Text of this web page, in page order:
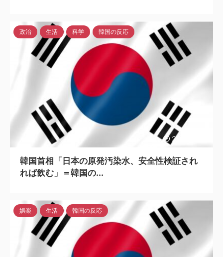
2023/6/13
政治 生活 科学 韓国の反応
韓国首相「日本の原発汚染水、安全性検証され
れば飲む」＝韓国の...
娯楽 生活 韓国の反応